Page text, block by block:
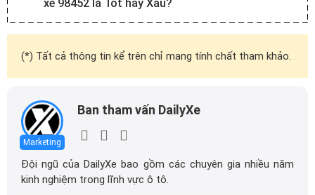
xe 98452 là Tốt hay Xấu?
(*) Tất cả thông tin kể trên chỉ mang tính chất tham khảo.
Marketing
Ban tham vấn DailyXe
Đội ngũ của DailyXe bao gồm các chuyên gia nhiều năm
kinh nghiệm trong lĩnh vực ô tô.